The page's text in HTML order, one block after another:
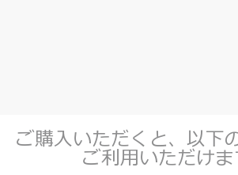
ご購入いただくと、以下
ご利用いただけま